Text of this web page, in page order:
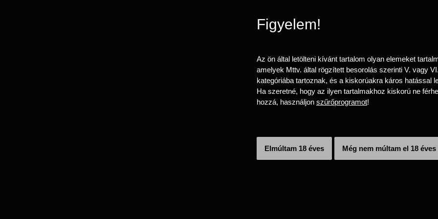
Figyelem!
Az ön által letölteni kívánt tartalom olyan elemeket
amelyek Mttv. által rögzített besorolás szerinti V. vagy VI.
kategóriába tartoznak, és a kiskorúakra káros hatással
Ha szeretné, hogy az ilyen tartalmakhoz kiskorú ne
hozzá, használjon szűrőprogramot!
Elmúltam 18 éves Még nem múltam el 18 éves